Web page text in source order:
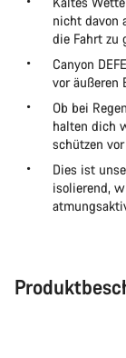
nicht davon
die Fahrt zu
Canyon
vor äußeren
Ob bei
halten dich
schützen
Dies ist
isolierend,